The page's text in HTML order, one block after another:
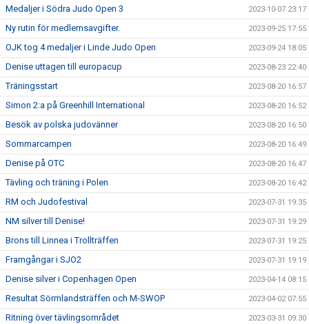
Medaljer i Södra Judo Open 3 2023-10-07 23:17
Ny rutin för medlemsavgifter. 2023-09-25 17:55
OJK tog 4 medaljer i Linde Judo Open 2023-09-24 18:05
Denise uttagen till europacup 2023-08-23 22:40
Träningsstart 2023-08-20 16:57
Simon 2:a på Greenhill International 2023-08-20 16:52
Besök av polska judovänner 2023-08-20 16:50
Sommarcampen 2023-08-20 16:49
Denise på OTC 2023-08-20 16:47
Tävling och träning i Polen 2023-08-20 16:42
RM och Judofestival 2023-07-31 19:35
NM silver till Denise! 2023-07-31 19:29
Brons till Linnea i Trollträffen 2023-07-31 19:25
Framgångar i SJO2 2023-07-31 19:19
Denise silver i Copenhagen Open 2023-04-14 08:15
Resultat Sörmlandsträffen och M-SWOP 2023-04-02 07:55
Ritning över tävlingsområdet 2023-03-31 09:30